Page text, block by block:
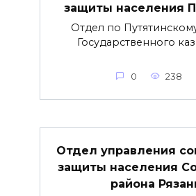
защиты населения
Отдел по
Государственного
0 238
Отдел управления
защиты населения
района